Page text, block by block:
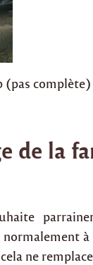
(pas complète)
de la
normalement
ne